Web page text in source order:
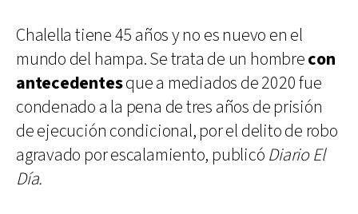
Chalella tiene 45 años y no es nuevo en el
mundo del hampa. Se trata de un hombrecon
antecedentesque a mediados de 2020 fue
condenado a la pena de tres años de prisión
de ejecución condicional, por el delito de robo
agravado por escalamiento, publicó Diario El
Día.